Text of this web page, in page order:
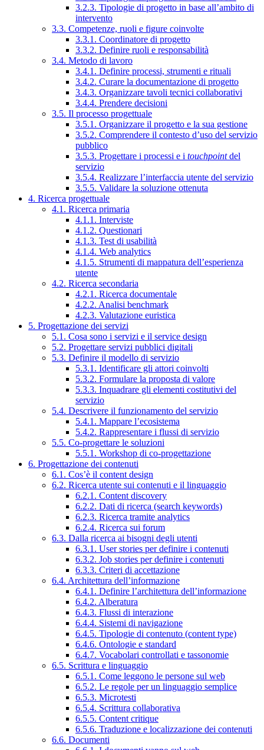
3.2.3. Tipologie di progetto in base all’ambito di
intervento
3.3. Competenze, ruoli e figure coinvolte
3.3.1. Coordinatore di progetto
3.3.2. Definire ruoli e responsabilità
3.4. Metodo di lavoro
3.4.1. Definire processi, strumenti e rituali
3.4.2. Curare la documentazione di progetto
3.4.3. Organizzare tavoli tecnici collaborativi
3.4.4. Prendere decisioni
3.5. Il processo progettuale
3.5.1. Organizzare il progetto e la sua gestione
3.5.2. Comprendere il contesto d’uso del servizio
pubblico
3.5.3. Progettare i processi e i touchpointdel
servizio
3.5.4. Realizzare l’interfaccia utente del servizio
3.5.5. Validare la soluzione ottenuta
4. Ricerca progettuale
4.1. Ricerca primaria
4.1.1. Interviste
4.1.2. Questionari
4.1.3. Test di usabilità
4.1.4. Web analytics
4.1.5. Strumenti di mappatura dell’esperienza
utente
4.2. Ricerca secondaria
4.2.1. Ricerca documentale
4.2.2. Analisi benchmark
4.2.3. Valutazione euristica
5. Progettazione dei servizi
5.1. Cosa sono i servizi e il service design
5.2. Progettare servizi pubblici digitali
5.3. Definire il modello di servizio
5.3.1. Identificare gli attori coinvolti
5.3.2. Formulare la proposta di valore
5.3.3. Inquadrare gli elementi costitutivi del
servizio
5.4. Descrivere il funzionamento del servizio
5.4.1. Mappare l’ecosistema
5.4.2. Rappresentare i flussi di servizio
5.5. Co-progettare le soluzioni
5.5.1. Workshop di co-progettazione
6. Progettazione dei contenuti
6.1. Cos’è il content design
6.2. Ricerca utente sui contenuti e il linguaggio
6.2.1. Content discovery
6.2.2. Dati di ricerca (search keywords)
6.2.3. Ricerca tramite analytics
6.2.4. Ricerca sui forum
6.3. Dalla ricerca ai bisogni degli utenti
6.3.1. User stories per definire i contenuti
6.3.2. Job stories per definire i contenuti
6.3.3. Criteri di accettazione
6.4. Architettura dell’informazione
6.4.1. Definire l’architettura dell’informazione
6.4.2. Alberatura
6.4.3. Flussi di interazione
6.4.4. Sistemi di navigazione
6.4.5. Tipologie di contenuto (content type)
6.4.6. Ontologie e standard
6.4.7. Vocabolari controllati e tassonomie
6.5. Scrittura e linguaggio
6.5.1. Come leggono le persone sul web
6.5.2. Le regole per un linguaggio semplice
6.5.3. Microtesti
6.5.4. Scrittura collaborativa
6.5.5. Content critique
6.5.6. Traduzione e localizzazione dei contenuti
6.6. Documenti